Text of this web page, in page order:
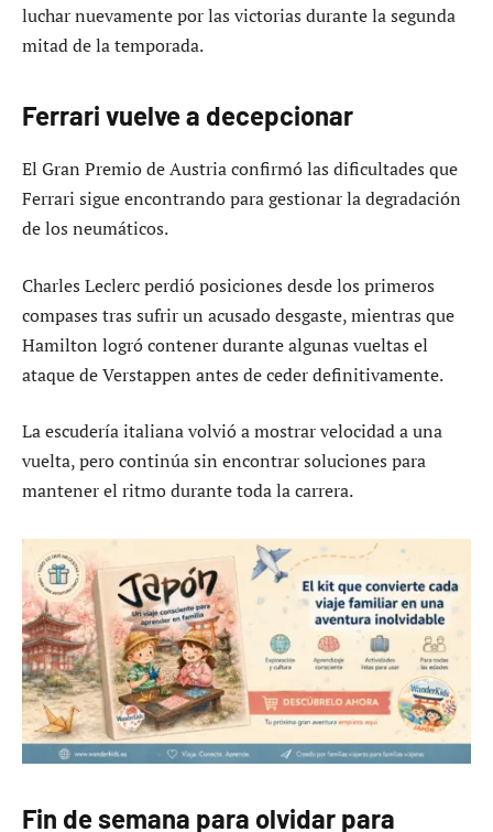
luchar nuevamente por las victorias durante la segunda
mitad de la temporada.
Ferrari vuelve a decepcionar
El Gran Premio de Austria confirmó las dificultades que
Ferrari sigue encontrando para gestionar la degradación
de los neumáticos.
Charles Leclerc perdió posiciones desde los primeros
compases tras sufrir un acusado desgaste, mientras que
Hamilton logró contener durante algunas vueltas el
ataque de Verstappen antes de ceder definitivamente.
La escudería italiana volvió a mostrar velocidad a una
vuelta, pero continúa sin encontrar soluciones para
mantener el ritmo durante toda la carrera.
Fin de semana para olvidar para